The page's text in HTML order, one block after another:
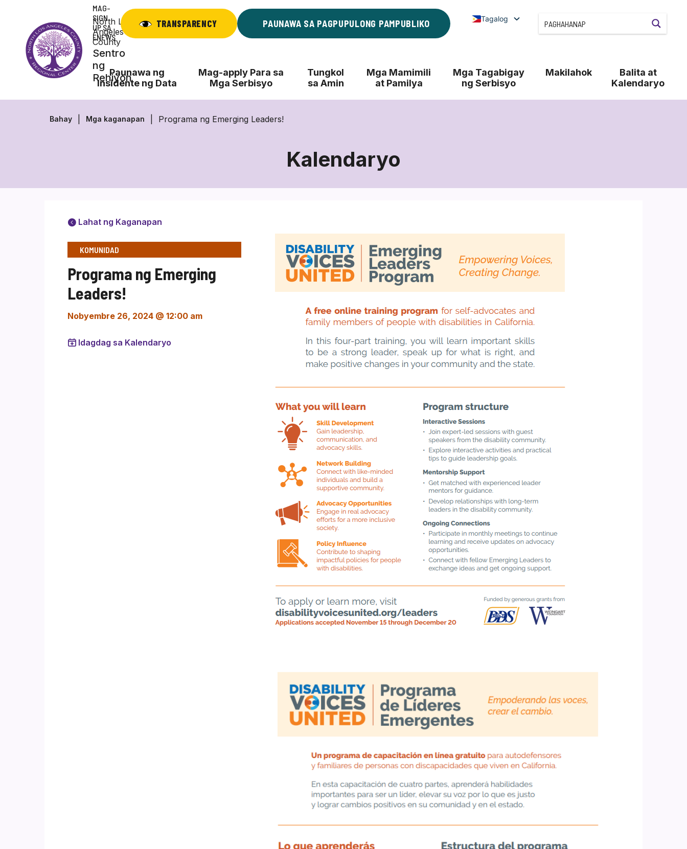
nilalaman
North Los
Angeles
County
Sentro
ng
Rehiyon
MAG-
SIGN
UP SA
ENEWS
TRANSPARENCY PAUNAWA SA PAGPUPULONG PAMPUBLIKO Tagalog
Paunawa ng
Insidente ng Data
Mag-apply Para sa
Mga Serbisyo
Tungkol
sa Amin
Mga Mamimili
at Pamilya
Mga Tagabigay
ng Serbisyo
Makilahok
Balita at
Kalendaryo
Bahay Mga kaganapan Programa ng Emerging Leaders!
Kalendaryo
Lahat ng Kaganapan
KOMUNIDAD
Programa ng Emerging
Leaders!
Nobyembre 26, 2024 @ 12:00 am
Idagdag sa Kalendaryo